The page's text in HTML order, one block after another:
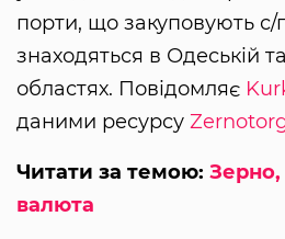
порти, що закуповують с/
знаходяться в Одеській
областях. Повідомляє
даними ресурсу
Читати за темою: Зерно,
валюта